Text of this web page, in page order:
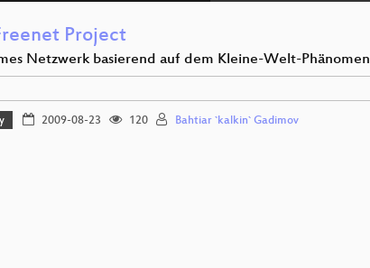
Project
Netzwerk basierend auf dem Kleine-Welt-Phänomen
2009-08-23 120 Bahtiar `kalkin` Gadimov